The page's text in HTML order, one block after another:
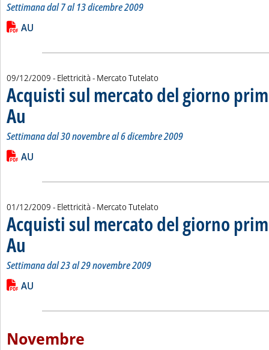
Settimana dal 7 al 13 dicembre 2009
Leggi tutta la notizia: 'Acquisti sul mercato del giorno prima
Lista allegati PDF alla notizia
AU
09/12/2009 - Elettricità - Mercato Tutelato
Acquisti sul mercato del giorno
Au . Sottotitolo: Settimana dal 30 novembre al 6 dicembre 2009
. Pubblicata mercoledì 09 dicembre 2009 alle 15.8.
Settimana dal 30 novembre al 6 dicembre 2009
Leggi tutta la notizia: 'Acquisti sul mercato del giorno prima
Lista allegati PDF alla notizia
AU
01/12/2009 - Elettricità - Mercato Tutelato
Acquisti sul mercato del giorno
Au . Sottotitolo: Settimana dal 23 al 29 novembre 2009
. Pubblicata martedì 01 dicembre 2009 alle 15.4.
Settimana dal 23 al 29 novembre 2009
Leggi tutta la notizia: 'Acquisti sul mercato del giorno prima
Lista allegati PDF alla notizia
AU
Novembre